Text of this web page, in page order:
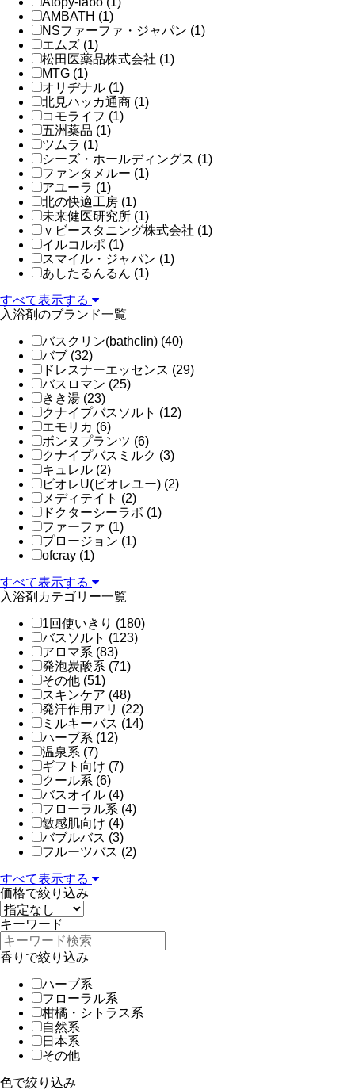
AMBATH (1)
NSファーファ・ジャパン (1)
エムズ (1)
松田医薬品株式会社 (1)
MTG (1)
オリヂナル (1)
北見ハッカ通商 (1)
コモライフ (1)
五洲薬品 (1)
ツムラ (1)
シーズ・ホールディングス (1)
ファンタメルー (1)
アユーラ (1)
北の快適工房 (1)
未来健医研究所 (1)
ｖビースタニング株式会社 (1)
イルコルポ (1)
スマイル・ジャパン (1)
あしたるんるん (1)
すべて表示する
入浴剤のブランド一覧
バスクリン(bathclin) (40)
バブ (32)
ドレスナーエッセンス (29)
バスロマン (25)
きき湯 (23)
クナイプバスソルト (12)
エモリカ (6)
ボンヌプランツ (6)
クナイプバスミルク (3)
キュレル (2)
ビオレU(ビオレユー) (2)
メディテイト (2)
ドクターシーラボ (1)
ファーファ (1)
プロージョン (1)
ofcray (1)
すべて表示する
入浴剤カテゴリー一覧
1回使いきり (180)
バスソルト (123)
アロマ系 (83)
発泡炭酸系 (71)
その他 (51)
スキンケア (48)
発汗作用アリ (22)
ミルキーバス (14)
ハーブ系 (12)
温泉系 (7)
ギフト向け (7)
クール系 (6)
バスオイル (4)
フローラル系 (4)
敏感肌向け (4)
バブルバス (3)
フルーツバス (2)
すべて表示する
価格で絞り込み
キーワード
香りで絞り込み
ハーブ系
フローラル系
柑橘・シトラス系
自然系
日本系
その他
色で絞り込み